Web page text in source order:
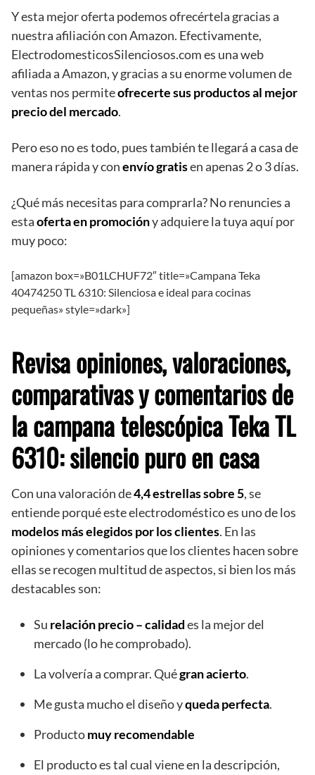
Y esta mejor oferta podemos ofrecértela gracias a
nuestra afiliación con Amazon. Efectivamente,
ElectrodomesticosSilenciosos.com es una web
afiliada a Amazon, y gracias a su enorme volumen de
ventas nos permiteofrecerte sus productos al mejor
precio del mercado.
Pero eso no es todo, pues también te llegará a casa de
manera rápida y conenvío gratisen apenas 2 o 3 días.
¿Qué más necesitas para comprarla? No renuncies a
estaoferta en promocióny adquiere la tuya aquí por
muy poco:
[amazon box=»B01LCHUF72″ title=»Campana Teka
40474250 TL 6310: Silenciosa e ideal para cocinas
pequeñas» style=»dark»]
Revisa opiniones, valoraciones,
comparativas y comentarios de
la campana telescópica Teka TL
6310: silencio puro en casa
Con una valoración de4,4 estrellas sobre5, se
entiende porqué este electrodoméstico es uno de los
modelos más elegidos por los clientes. En las
opiniones y comentarios que los clientes hacen sobre
ellas se recogen multitud de aspectos, si bien los más
destacables son:
Su relación precio – calidades la mejor del
mercado (lo he comprobado).
La volvería a comprar. Quégranacierto.
Me gusta mucho el diseño yquedaperfecta.
Productomuyrecomendable
El producto es tal cual viene en la descripción,